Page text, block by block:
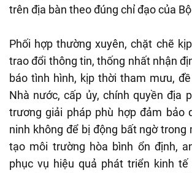
trên địa bàn theo đúng chỉ đạo của
Phối hợp thường xuyên, chặt chẽ
trao đổi thông tin, thống nhất nhận
báo tình hình, kịp thời tham mưu,
Nhà nước, cấp ủy, chính quyền địa
trương giải pháp phù hợp đảm bảo
ninh không để bị động bất ngờ trong
tạo môi trường hòa bình ổn định,
phục vụ hiệu quả phát triển kinh